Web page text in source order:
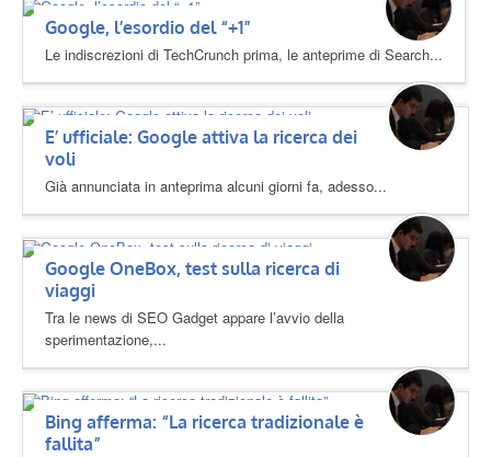
Google, l’esordio del “+1”
Le indiscrezioni di TechCrunch prima, le anteprime di Search...
E’ ufficiale: Google attiva la ricerca dei
voli
Già annunciata in anteprima alcuni giorni fa, adesso...
Google OneBox, test sulla ricerca di
viaggi
Tra le news di SEO Gadget appare l’avvio della
sperimentazione,...
Bing afferma: “La ricerca tradizionale è
fallita”